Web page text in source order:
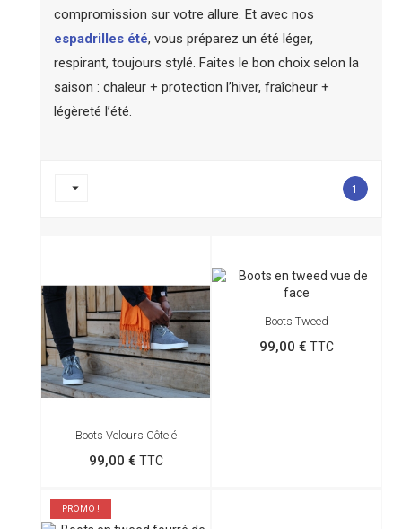
compromission sur votre allure. Et avec nos
espadrilles été, vous préparez un été léger,
respirant, toujours stylé. Faites le bon choix selon la
saison : chaleur + protection l’hiver, fraîcheur +
légèreté l’été.
 1
Boots Velours Côtelé
99,00 € TTC
Boots Tweed
99,00 € TTC
PROMO !